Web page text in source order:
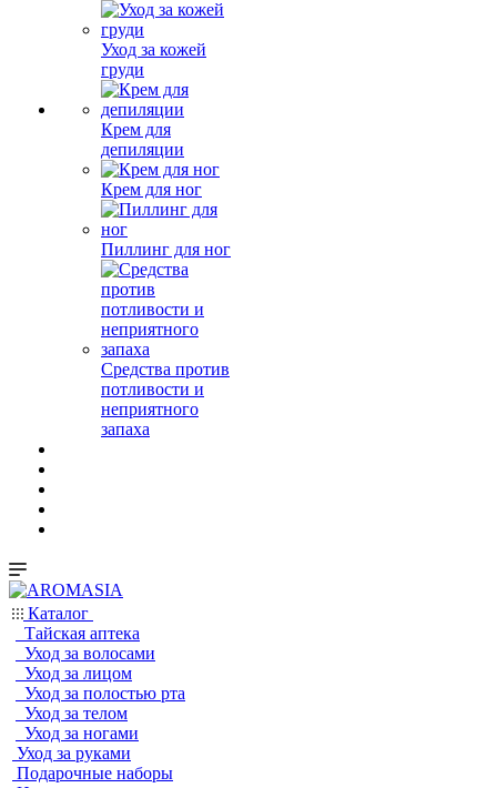
Уход за кожей
груди
Крем для
депиляции
Крем для ног
Пиллинг для ног
Средства против
потливости и
неприятного
запаха
Каталог
Тайская аптека
Уход за волосами
Уход за лицом
Уход за полостью рта
Уход за телом
Уход за ногами
Уход за руками
Подарочные наборы